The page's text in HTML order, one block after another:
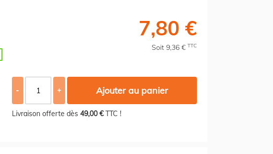
7,80 €
Soit 9,36 € TTC
- + Ajouter au panier
Livraison offerte dès 49,00 €TTC !